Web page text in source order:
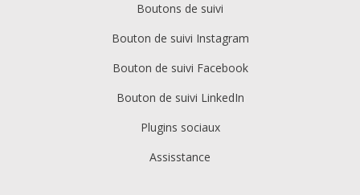
Boutons de suivi
Bouton de suivi Instagram
Bouton de suivi Facebook
Bouton de suivi LinkedIn
Plugins sociaux
Assisstance